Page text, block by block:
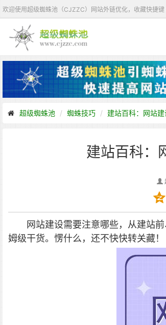
欢迎使用超级蜘蛛池（CJZZC）网站外链优化，收藏快捷键
超级蜘蛛池 蜘蛛技巧 建站百科：网站
建站百科：
网站建设需要注意哪些，从建站
姆级干货。愣什么，还不快快转关藏！